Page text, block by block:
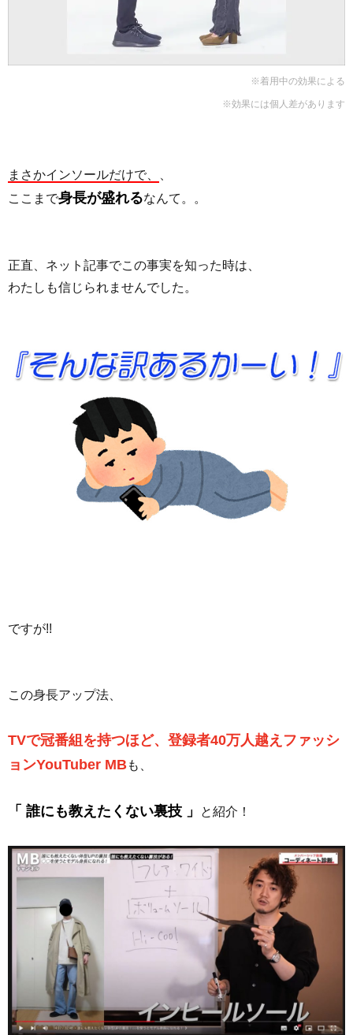
※着用中の効果による
※効果には個人差があります
まさかインソールだけで、
ここまで身長が盛れるなんて。。
正直、ネット記事でこの事実を知った時は、
わたしも信じられませんでした。
ですが!!
この身長アップ法、
TVで冠番組を持つほど、登録者40万人越えファッシ
ョンYouTuber MBも、
「 誰にも教えたくない裏技 」 と紹介！